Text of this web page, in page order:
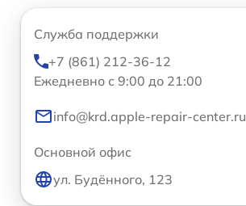
Служба поддержки
+7 (861) 212-36-12
Ежедневно с 9:00 до 21:00
info@krd.apple-repair-center.ru
Основной офис
ул. Будённого, 123